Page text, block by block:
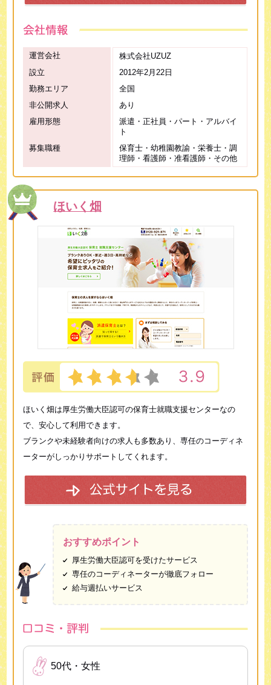
運営会社
株式会社UZUZ
設立
2012年2月22日
勤務エリア
全国
非公開求人
あり
雇用形態
派遣・正社員・パート・アルバイ
ト
募集職種
保育士・幼稚園教諭・栄養士・調
理師・看護師・准看護師・その他
ほいく畑
ほいく畑は厚生労働大臣認可の保育士就職支援センターなの
で、安心して利用できます。
ブランクや未経験者向けの求人も多数あり、専任のコーディネ
ーターがしっかりサポートしてくれます。
おすすめポイント
厚生労働大臣認可を受けたサービス
専任のコーディネーターが徹底フォロー
給与週払いサービス
50代・女性